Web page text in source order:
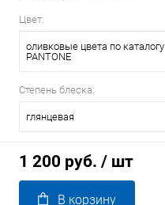
Цвет:
оливковые цвета по каталогу
PANTONE
Степень блеска:
глянцевая
1 200 руб. / шт
В корзину